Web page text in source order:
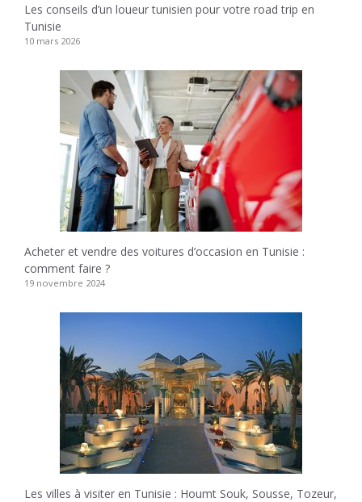
Les conseils d’un loueur tunisien pour votre road trip en
Tunisie
10 mars 2026
Acheter et vendre des voitures d’occasion en Tunisie :
comment faire ?
19 novembre 2024
Les villes à visiter en Tunisie : Houmt Souk, Sousse, Tozeur,